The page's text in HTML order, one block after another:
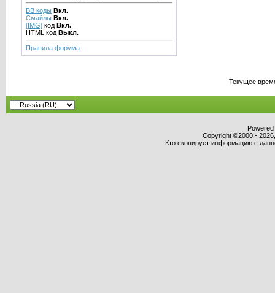
BB коды Вкл.
Смайлы Вкл.
[IMG]код Вкл.
HTML код Выкл.
Правила форума
Текущее
Copyright ©2000 -
Кто скопирует информацию с